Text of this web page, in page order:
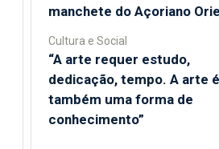
manchete do Açoriano
Cultura e Social
“A arte requer estudo,
dedicação, tempo. A arte é
também uma forma de
conhecimento”